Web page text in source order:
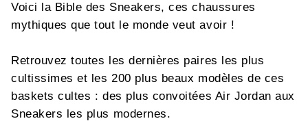
Voici la Bible des Sneakers, ces chaussures
mythiques que tout le monde veut avoir !
Retrouvez toutes les dernières paires les plus
cultissimes et les 200 plus beaux modèles de ces
baskets cultes : des plus convoitées Air Jordan aux
Sneakers les plus modernes.